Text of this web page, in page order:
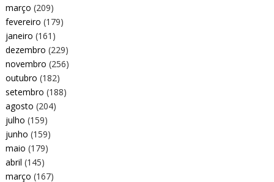
março (209)
fevereiro (179)
janeiro (161)
dezembro (229)
novembro (256)
outubro (182)
setembro (188)
agosto (204)
julho (159)
junho (159)
maio (179)
abril (145)
março (167)